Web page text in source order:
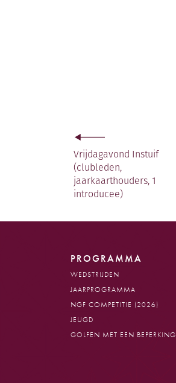
Vrijdagavond Instuif
(clubleden,
jaarkaarthouders, 1
introducee)
PROGRAMMA
WEDSTRIJDEN
JAARPROGRAMMA
NGF COMPETITIE (2026)
JEUGD
GOLFEN MET EEN BEPERKING